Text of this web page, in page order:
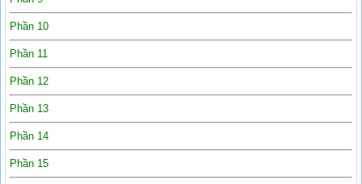
Phần 10
Phần 11
Phần 12
Phần 13
Phần 14
Phần 15